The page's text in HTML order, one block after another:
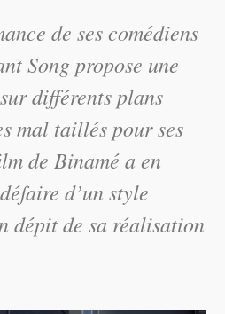
de ses comédiens
Song propose une
différents plans
mal taillés pour ses
de Binamé a en
d’un style
dépit de sa réalisation